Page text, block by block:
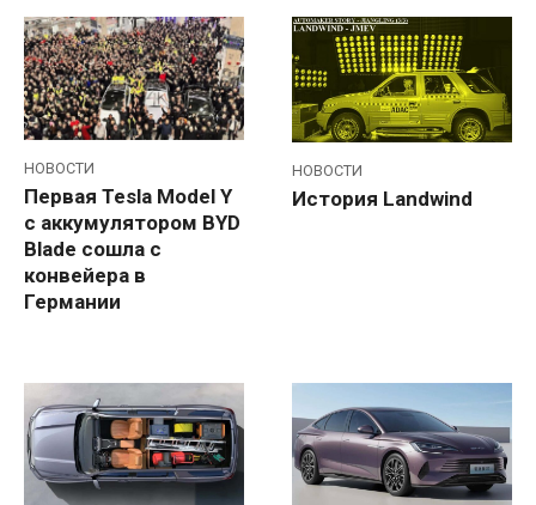
НОВОСТИ
Первая Tesla Model Y
с аккумулятором BYD
Blade сошла с
конвейера в
Германии
НОВОСТИ
История Landwind